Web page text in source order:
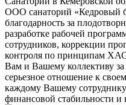
ООО санаторий «Кедровый
благодарность за
разработке рабочей
сотрудников, коррекции
контроля по принципам
Вам и Вашему коллективу за
серьезное отношение к
каждому Вашему
финансовой стабильности